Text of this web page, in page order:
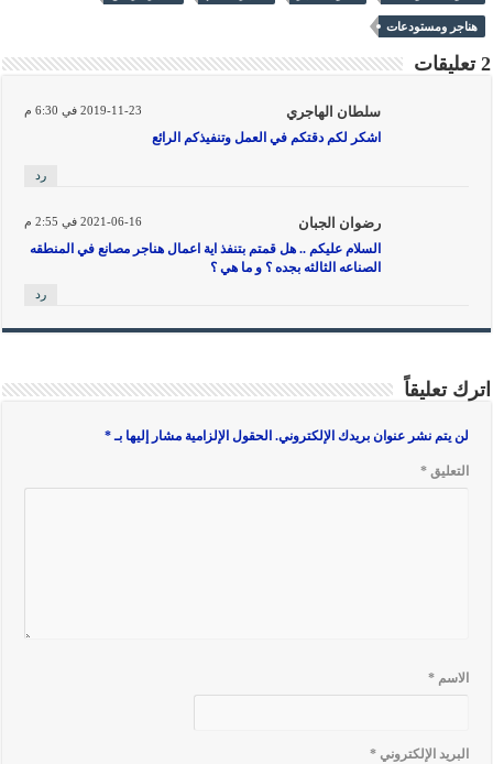
هناجر ومستودعات
2 تعليقات
سلطان الهاجري 2019-11-23 في 6:30 م
اشكر لكم دقتكم في العمل وتنفيذكم الرائع
رد
رضوان الجبان 2021-06-16 في 2:55 م
السلام عليكم .. هل قمتم بتنفذ اية اعمال هناجر مصانع في المنطقه
الصناعه الثالثه بجده ؟ و ما هي ؟
رد
اترك تعليقاً
لن يتم نشر عنوان بريدك الإلكتروني. الحقول الإلزامية مشار إليها بـ*
التعليق*
الاسم*
البريد الإلكتروني*